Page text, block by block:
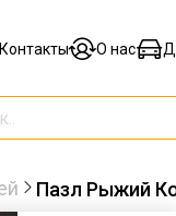
Контакты О нас
Пазл Рыжий